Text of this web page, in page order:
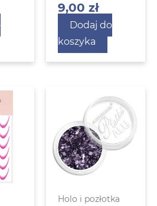
9,00 zł
Dodaj do
koszyka
Holo i pozłotka